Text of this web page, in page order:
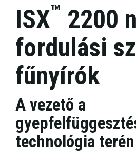
ISX™ 2200
fordulási
fűnyírók
A vezető a
technológia terén